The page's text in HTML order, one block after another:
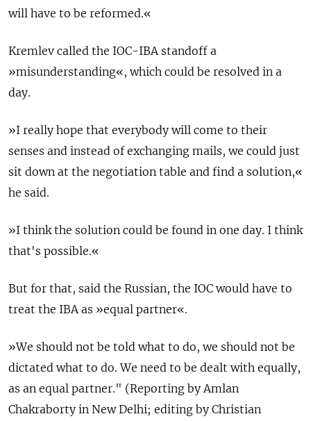
will have to be reformed.«
Kremlev called the IOC-IBA standoff a
»misunderstanding«, which could be resolved in a
day.
»I really hope that everybody will come to their
senses and instead of exchanging mails, we could just
sit down at the negotiation table and find a solution,«
he said.
»I think the solution could be found in one day. I think
that's possible.«
But for that, said the Russian, the IOC would have to
treat the IBA as »equal partner«.
»We should not be told what to do, we should not be
dictated what to do. We need to be dealt with equally,
as an equal partner." (Reporting by Amlan
Chakraborty in New Delhi; editing by Christian